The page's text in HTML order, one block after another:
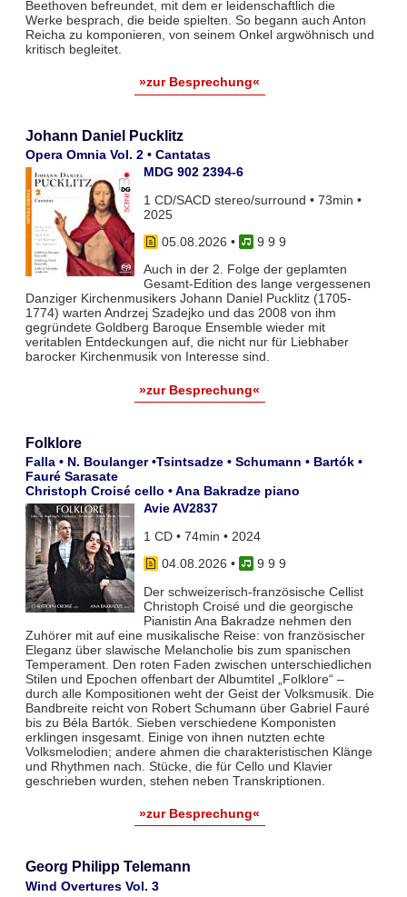
Beethoven befreundet, mit dem er leidenschaftlich die
Werke besprach, die beide spielten. So begann auch Anton
Reicha zu komponieren, von seinem Onkel argwöhnisch und
kritisch begleitet.
»zur Besprechung«
Johann Daniel Pucklitz
Opera Omnia Vol. 2 • Cantatas
MDG 902 2394-6
1 CD/SACD stereo/surround • 73min •
2025
05.08.2026 •
9 9 9
Auch in der 2. Folge der geplamten
Gesamt-Edition des lange vergessenen
Danziger Kirchenmusikers Johann Daniel Pucklitz (1705-
1774) warten Andrzej Szadejko und das 2008 von ihm
gegründete Goldberg Baroque Ensemble wieder mit
veritablen Entdeckungen auf, die nicht nur für Liebhaber
barocker Kirchenmusik von Interesse sind.
»zur Besprechung«
Folklore
Falla • N. Boulanger •Tsintsadze • Schumann • Bartók •
Fauré Sarasate
Christoph Croisé cello • Ana Bakradze piano
Avie AV2837
1 CD • 74min • 2024
04.08.2026 •
9 9 9
Der schweizerisch-französische Cellist
Christoph Croisé und die georgische
Pianistin Ana Bakradze nehmen den
Zuhörer mit auf eine musikalische Reise: von französischer
Eleganz über slawische Melancholie bis zum spanischen
Temperament. Den roten Faden zwischen unterschiedlichen
Stilen und Epochen offenbart der Albumtitel „Folklore“ –
durch alle Kompositionen weht der Geist der Volksmusik. Die
Bandbreite reicht von Robert Schumann über Gabriel Fauré
bis zu Béla Bartók. Sieben verschiedene Komponisten
erklingen insgesamt. Einige von ihnen nutzten echte
Volksmelodien; andere ahmen die charakteristischen Klänge
und Rhythmen nach. Stücke, die für Cello und Klavier
geschrieben wurden, stehen neben Transkriptionen.
»zur Besprechung«
Georg Philipp Telemann
Wind Overtures Vol. 3